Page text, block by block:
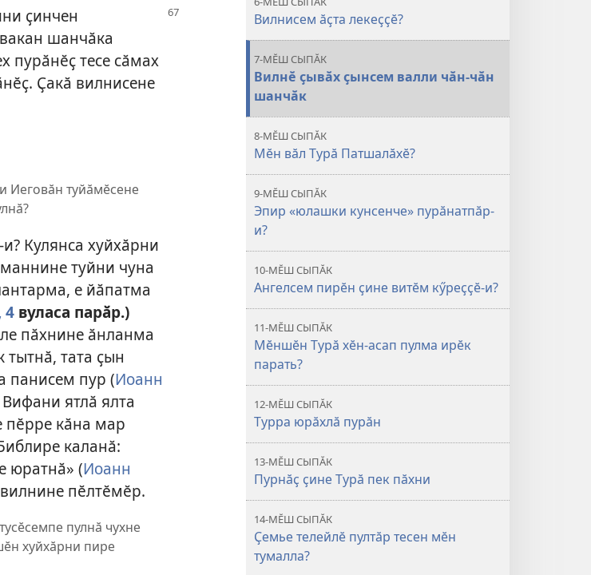
ҫинчен
шанчӑка
пурӑнӗҫ тесе сӑмах
Ҫакӑ вилнисене
Иеговӑн туйӑмӗсене
Кулянса хуйхӑрни
туйни чуна
е йӑпатма
4 вуласа парӑр.)
пӑхнине ӑнланма
тата ҫын
панисем пур (Иоанн
ятлӑ ялта
пӗрре кӑна мар
каланӑ:
юратнӑ» (Иоанн
пӗлтӗмӗр.
пулнӑ чухне
хуйхӑрни пире
Вилнисем ӑҫта лекеҫҫӗ?
7-МӖШ СЫПӐК
Вилнӗ ҫывӑх ҫынсем валли чӑн-чӑн
шанчӑк
8-МӖШ СЫПӐК
Мӗн вӑл Турӑ Патшалӑхӗ?
9-МӖШ СЫПӐК
Эпир «юлашки кунсенче» пурӑнатпӑр-
и?
10-МӖШ СЫПӐК
Ангелсем пирӗн ҫине витӗм кӳреҫҫӗ-и?
11-МӖШ СЫПӐК
Мӗншӗн Турӑ хӗн-асап пулма ирӗк
парать?
12-МӖШ СЫПӐК
Турра юрӑхлӑ пурӑн
13-МӖШ СЫПӐК
Пурнӑҫ ҫине Турӑ пек пӑхни
14-МӖШ СЫПӐК
Ҫемье телейлӗ пултӑр тесен мӗн
тумалла?